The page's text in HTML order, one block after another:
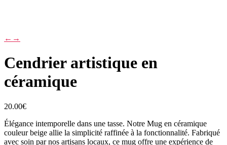
← →
Cendrier artistique en
céramique
20.00€
Élégance intemporelle dans une tasse. Notre Mug en céramique
couleur beige allie la simplicité raffinée à la fonctionnalité. Fabriqué
avec soin par nos artisans locaux, ce mug offre une expérience de